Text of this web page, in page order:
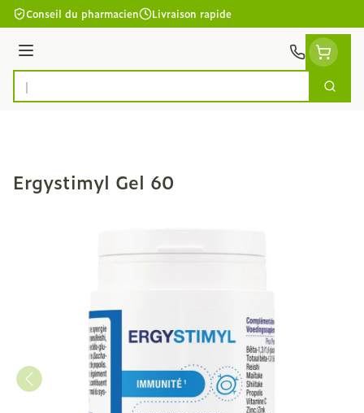
Aller au contenu
Conseil du pharmacien Livraison rapide
Menu
Rechercher
Ergystimyl Gel 60